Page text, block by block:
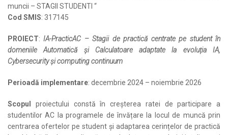
muncii – STAGII STUDENTI “
Cod SMIS: 317145
PROIECT: IA-PracticAC – Stagii de practică centrate pe student în
domeniile Automatică și Calculatoare adaptate la evoluția IA,
Cybersecurity și computing continuum
Perioadă implementare: decembrie 2024 – noiembrie 2026
Scopul
proiectului constă în creșterea ratei de participare a
studentilor AC la programele de învățare la locul de muncă prin
centrarea ofertelor pe student și adaptarea cerințelor de practică